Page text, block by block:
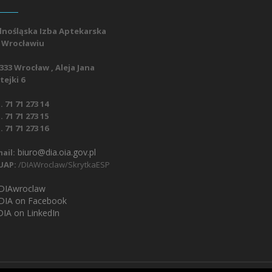
Izba Aptekarska
Wrocław , Aleja Jana
6
71 71 273 14
71 71 273 15
71 71 273 16
biuro@dia.oia.gov.pl
/DIAWroclaw/SkrytkaESP
on Facebook
on LinkedIn